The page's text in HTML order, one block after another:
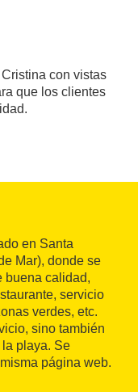
con vistas
que los clientes
en Santa
Mar), donde se
buena calidad,
servicio
verdes, etc.
sino también
playa. Se
página web.